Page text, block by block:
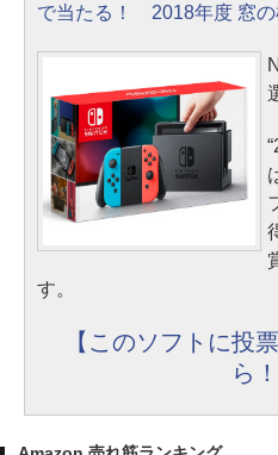
で当たる！ 2018年度 窓の
す。
【このソフトに投
ら！